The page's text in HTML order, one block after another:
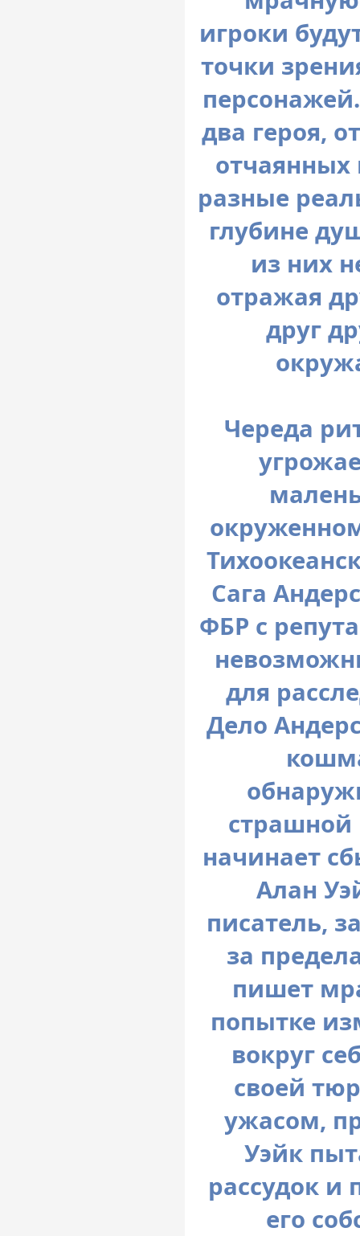
игроки
точки
два героя,
отчаянных
разные
глубине
из них
отражая
друг
Череда
Сага
ФБР с
для
Дело
страшной
начинает
Алан
писатель,
за
пишет
попытке
вокруг
своей
ужасом,
Уэйк
рассудок и
его